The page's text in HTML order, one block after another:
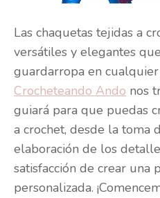
Las chaquetas tejidas a
versátiles y elegantes
guardarropa en
Crocheteando Ando nos
guiará para que puedas
a crochet, desde la toma
elaboración de los
satisfacción de crear una
personalizada.